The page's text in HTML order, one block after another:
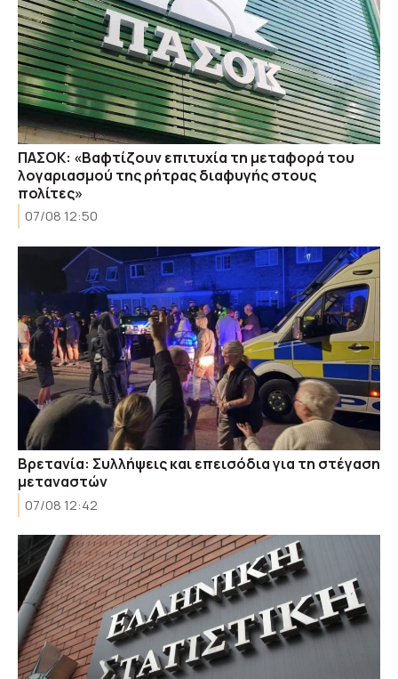
ΠΑΣΟΚ: «Βαφτίζουν επιτυχία τη μεταφορά του
λογαριασμού της ρήτρας διαφυγής στους
πολίτες»
07/08 12:50
Βρετανία: Συλλήψεις και επεισόδια για τη στέγαση
μεταναστών
07/08 12:42